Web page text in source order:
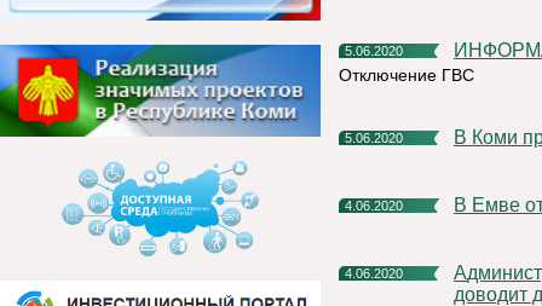
5.06.2020
Отключение ГВС
5.06.2020 В Коми
4.06.2020 В Емве
4.06.2020
Администрация муниципального района «Княжпогостский»
доводит